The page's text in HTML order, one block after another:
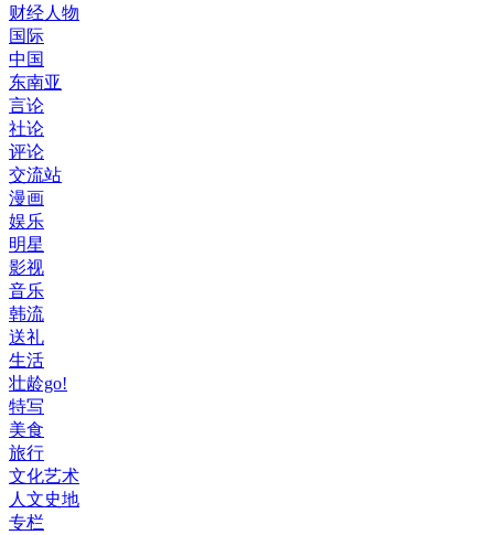
财经人物
国际
中国
东南亚
言论
社论
评论
交流站
漫画
娱乐
明星
影视
音乐
韩流
送礼
生活
壮龄go!
特写
美食
旅行
文化艺术
人文史地
专栏